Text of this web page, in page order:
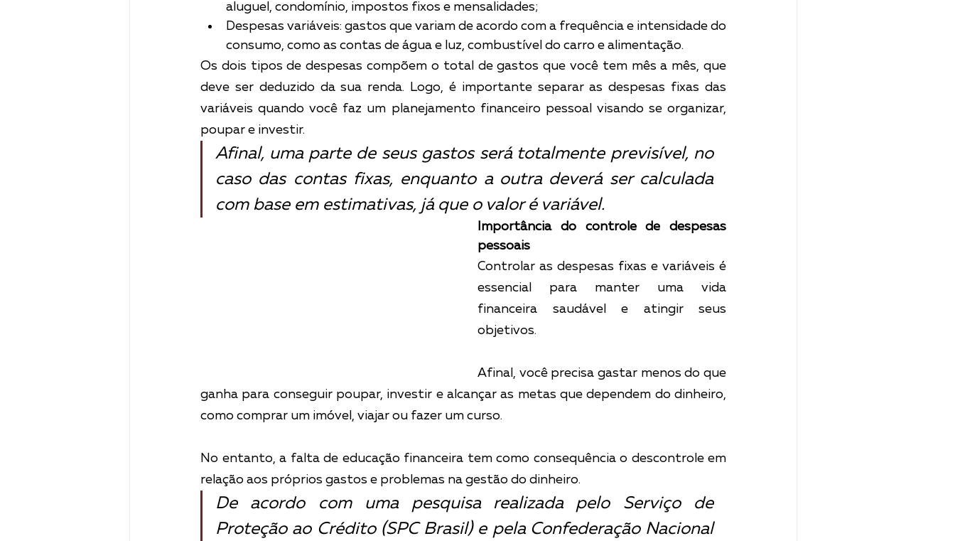
aluguel, condomínio, impostos fixos e mensalidades;
Despesas variáveis: gastos que variam de acordo com a frequência e intensidade do
consumo, como as contas de água e luz, combustível do carro e alimentação.
Os dois tipos de despesas compõem o total de gastos que você tem mês a mês, que
deve ser deduzido da sua renda. Logo, é importante separar as despesas fixas das
variáveis quando você faz um planejamento financeiro pessoal visando se organizar,
poupar e investir.
Afinal, uma parte de seus gastos será totalmente previsível, no
caso das contas fixas, enquanto a outra deverá ser calculada
com base em estimativas, já que o valor é variável.
Importância do controle de despesas
pessoais
Controlar as despesas fixas e variáveis é
essencial para manter uma vida
financeira saudável e atingir seus
objetivos.
Afinal, você precisa gastar menos do que
ganha para conseguir poupar, investir e alcançar as metas que dependem do dinheiro,
como comprar um imóvel, viajar ou fazer um curso.
No entanto, a falta de educação financeira tem como consequência o descontrole em
relação aos próprios gastos e problemas na gestão do dinheiro.
De acordo com uma pesquisa realizada pelo Serviço de
Proteção ao Crédito (SPC Brasil) e pela Confederação Nacional